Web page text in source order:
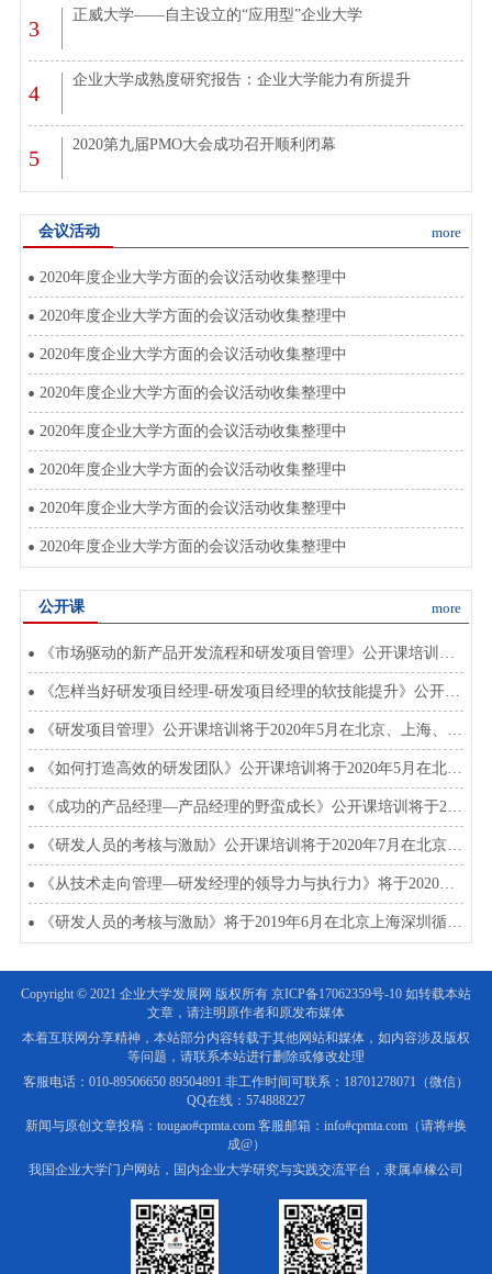
3
正威大学——自主设立的“应用型”企业大学
4
企业大学成熟度研究报告：企业大学能力有所提升
5
2020第九届PMO大会成功召开顺利闭幕
more
会议活动
2020年度企业大学方面的会议活动收集整理中
2020年度企业大学方面的会议活动收集整理中
2020年度企业大学方面的会议活动收集整理中
2020年度企业大学方面的会议活动收集整理中
2020年度企业大学方面的会议活动收集整理中
2020年度企业大学方面的会议活动收集整理中
2020年度企业大学方面的会议活动收集整理中
2020年度企业大学方面的会议活动收集整理中
more
公开课
《怎样当好研发项目经理-研发项目经理的软技能提升》公开课将于2020年3月在北上深开班
《如何打造高效的研发团队》公开课培训将于2020年5月在北京上海深圳开班
《研发人员的考核与激励》公开课培训将于2020年7月在北京、上海、深圳开班
《从技术走向管理—研发经理的领导力与执行力》将于2020年4、5、6、7月在北上深开班
《研发人员的考核与激励》将于2019年6月在北京上海深圳循环开课
Copyright © 2021 企业大学发展网 版权所有 京ICP备17062359号-10 如转载本站
文章，请注明原作者和原发布媒体
本着互联网分享精神，本站部分内容转载于其他网站和媒体，如内容涉及版权
等问题，请联系本站进行删除或修改处理
客服电话：010-89506650 89504891 非工作时间可联系：18701278071（微信）
QQ在线：574888227
新闻与原创文章投稿：tougao#cpmta.com 客服邮箱：info#cpmta.com（请将#换
成@）
我国企业大学门户网站，国内企业大学研究与实践交流平台，隶属卓橡公司